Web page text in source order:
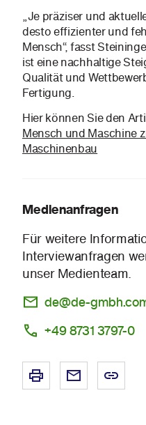
„Je präziser und
desto effizienter und
Mensch“, fasst
ist eine nachhaltige
Qualität und
Fertigung.
Hier können Sie den
Mensch und Maschine
Maschinenbau
Medienanfragen
Für weitere
Interviewanfragen
unser Medienteam.
de@de-
+49 8731 3797-0